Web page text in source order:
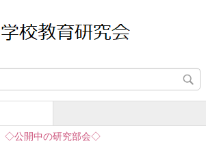
◇公開中の研究部会◇